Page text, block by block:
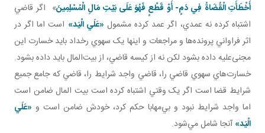
أَخْطَأَتِ الْقُضَاةُ فِي دَمٍ- أَوْ قَطْعٍ فَهُوَ عَلَى بَيْتِ مَالِ الْمُسْلِمِينَ» اگر قاضي
اشتباه کرده نه عمدي، اگر عمد کرده مشمول «عَلَي الْيَد» است اما اگر در
اثر فراواني پرونده‌ها و مراجعات و اينها يک سهوي رخداد بايد خسارت اين
مجنی‌عليه داده بشود لکن نه از کيسه قاضي، از بيت‌المال بايد داده بشود.
خسارت‌هاي سهوي قاضي را، قاضي واجد شرايط را، قاضي که جامع جميع
شرايط قضا است اگر يک وقتي اشتباه کرده است بيت المال ضامن است
اما واجد شرايط نبود و بي‌مهابا حکم کرد، خودش ضامن است و «عَلَي
الْيَد» آنجا شامل مي‌شود.